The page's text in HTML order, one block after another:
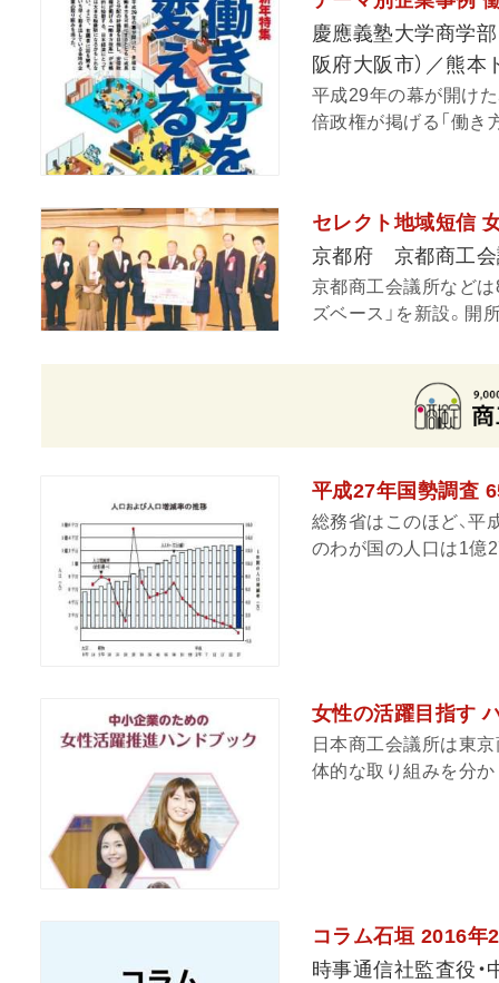
慶應義塾大学商学部
阪府大阪市）／熊本
平成29年の幕が開け
倍政権が掲げる「働き
セレクト地域短信
京都府 京都商工会
京都商工会議所など
ズベース」を新設。開
平成27年国勢調査
総務省はこのほど、
のわが国の人口は1億
女性の活躍目指す
日本商工会議所は東
体的な取り組みを分
コラム石垣 2016年
時事通信社監査役・